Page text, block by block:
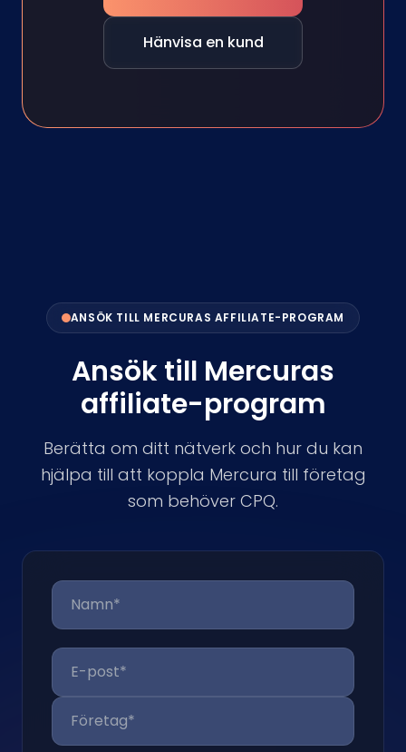
Hänvisa en kund
ANSÖK TILL MERCURAS AFFILIATE-PROGRAM
Ansök till Mercuras
affiliate-program
Berätta om ditt nätverk och hur du kan
hjälpa till att koppla Mercura till företag
som behöver CPQ.